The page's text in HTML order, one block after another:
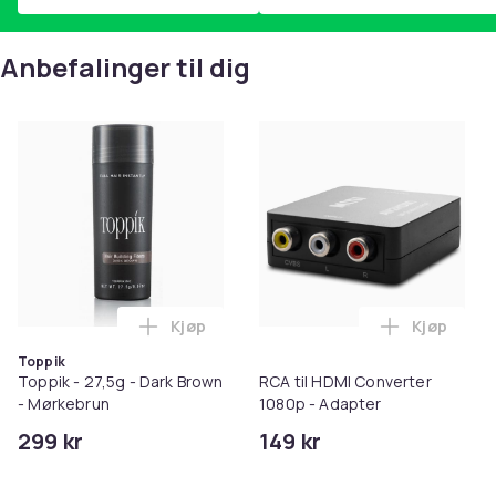
Anbefalinger til dig
Toppik
Toppik - 27,5g - Dark Brown
- Mørkebrun
299 kr
Legg Toppik - 27,5g - Dark Brown -
Kjøp
RCA til HDMI Converter
1080p - Adapter
149 kr
Legg
Kjøp